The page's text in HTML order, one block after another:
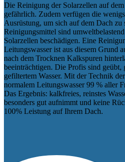
Die Reinigung der Solarzellen auf
gefährlich. Zudem verfügen die
Ausrüstung, um sich auf dem Dach zu
Reinigungsmittel sind
Solarzellen beschädigen. Eine
Leitungswasser ist aus diesem Grund
nach dem Trocknen Kalkspuren
beeinträchtigen. Die Profis sind geübt,
gefiltertem Wasser. Mit der Technik
normalem Leitungswasser 99 % aller
Das Ergebnis: kalkfreies, reinstes
besonders gut aufnimmt und keine
100% Leistung auf Ihrem Dach.